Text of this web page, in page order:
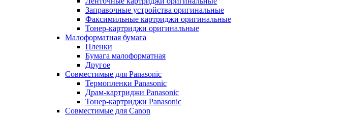
Заправочные устройства оригинальные
Факсимильные картриджи оригинальные
Тонер-картриджи оригинальные
Малоформатная бумага
Пленки
Бумага малоформатная
Другое
Совместимые для Panasonic
Термопленки Panasonic
Драм-картриджи Panasonic
Тонер-картриджи Panasonic
Совместимые для Canon